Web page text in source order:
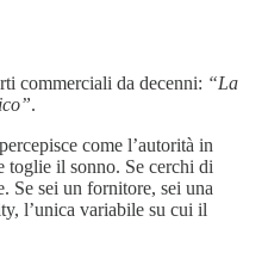
commerciali da decenni: “La
.
come l’autorità in
toglie il sonno. Se cerchi di
Se sei un fornitore, sei una
l’unica variabile su cui il